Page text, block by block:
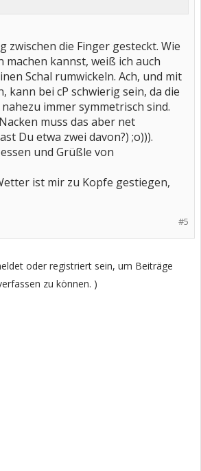
zwischen die Finger gesteckt. Wie
machen kannst, weiß ich auch
Schal rumwickeln. Ach, und mit
kann bei cP schwierig sein, da die
immer symmetrisch sind.
muss das aber net
Du etwa zwei davon?) ;o))).
und Grüßle von
ist mir zu Kopfe gestiegen,
#5
oder registriert sein, um Beiträge
zu können. )